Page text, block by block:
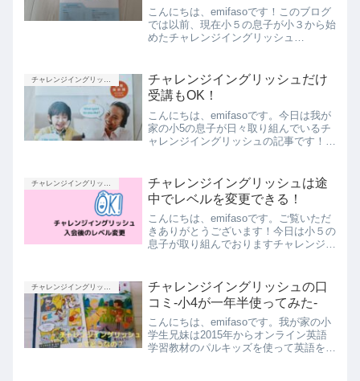
が受けてみた
こんにちは、emifasoです！このブログ
では以前、現在小５の息子が小３から始
めたチャレンジイングリッシュ
以上が経過した先日、初めてオンライン
スピー...
チャレンジイングリッシュ
チャレンジイングリッシュだけ
受講もOK！
こんにちは、emifasoです。今日は我が
家の小5の息子が日々取り組んでいるチ
ャレンジイングリッシュの記事です！
英語学習していますか？子どもの英語教
育には英会話スクール...
チャレンジイングリッシュは途
中でレベルを変更できる！
こんにちは、emifasoです。ご覧いただ
きありがとうございます！今日は小５の
息子が取り組んでおりますチャレンジイ
ルは初回のテストで決まるチャレンジイ
ングリッシュはレベ...
チャレンジイングリッシュの口
コミ-小4が一年半使ってみた-
こんにちは、emifasoです。我が家の小
学生兄妹は2015年からオンライン英語
学習教材のパルキッズを使って英語を学